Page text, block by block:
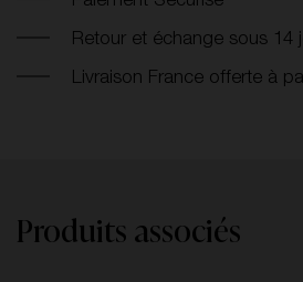
Retour et échange sous 14
Livraison France offerte à
Produits associés